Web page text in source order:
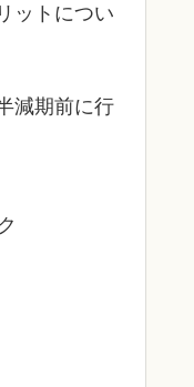
ットについ
減期前に行